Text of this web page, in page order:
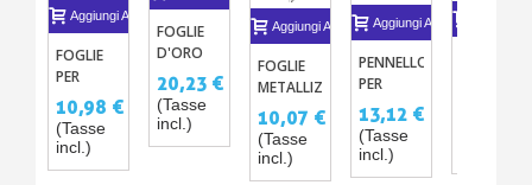
Aggiungi Al Carrello
FOGLIE
PER
DORATURA
-
EFFETTO
SPECCHIO
10,98 €
(Tasse
incl.)
FOGLIE
D'ORO
PER
DORATURA
- ORO E
ARGENTO
20,23 €
(Tasse
incl.)
Aggiungi Al Carrello
FOGLIE
METALLIZZATE
IN
FLACONE–
10
COLORI X
10,07 €
(Tasse
incl.)
Aggiungi Al Carrello
PENNELLO
PER
DORATURA
-
BOMBASINO
13,12 €
(Tasse
incl.)